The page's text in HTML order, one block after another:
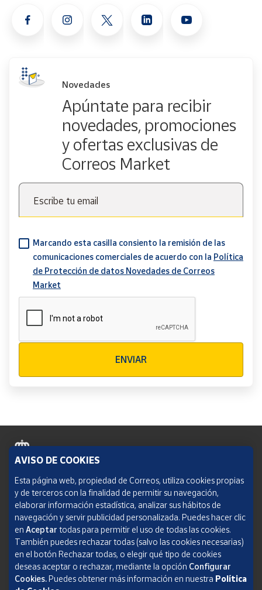
Novedades
Apúntate para recibir
novedades, promociones
y ofertas exclusivas de
Correos Market
Escribe tu email
Marcando esta casilla consiento la remisión de las
comunicaciones comerciales de acuerdo con la Política
de Protección de datos Novedades de Correos
Market
ENVIAR
Política de cookies
Aviso legal
Condiciones del servicio
Política de Privacidad Web
Informe de transparencia
AVISO DE COOKIES
Esta página web, propiedad de Correos, utiliza cookies propias
y de terceros con la finalidad de permitir su navegación,
elaborar información estadística, analizar sus hábitos de
navegación y servir publicidad personalizada. Puedes hacer clic
en Aceptar todas para permitir el uso de todas las cookies.
También puedes rechazar todas (salvo las cookies necesarias)
en el botón Rechazar todas, o elegir qué tipo de cookies
deseas aceptar o rechazar, mediante la opción Configurar
Cookies.Puedes obtener más información en nuestra Política